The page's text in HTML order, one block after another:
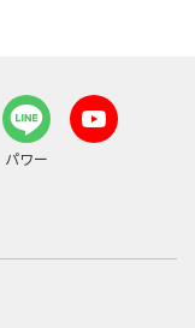
パワー